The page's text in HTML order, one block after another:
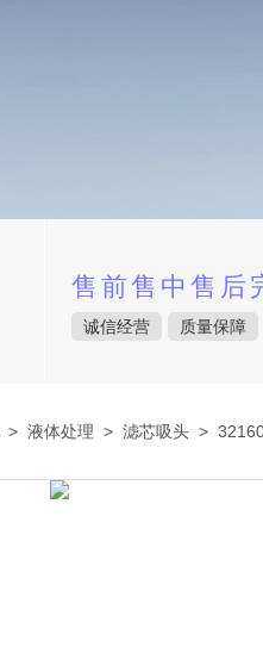
售前售中售后
诚信经营 质量保障
> 液体处理 > 滤芯吸头 >